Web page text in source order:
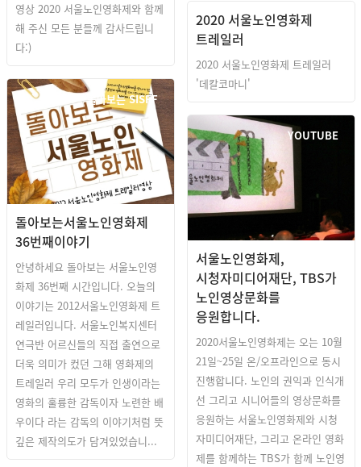
영상 2020 서울노인영화제와 함께
해 주신 모든 분들께 감사드립니
다:)
2020 서울노인영화제
트레일러
2020 서울노인영화제 트레일러
'데칼코마니'
돌아보는 SISFF
돌아보는서울노인영화제
36번째이야기
안녕하세요 돌아보는 서울노인영
화제 36번째 시간입니다. 오늘의
이야기는 2012서울노인영화제 트
레일러입니다. 서울노인복지센터
연극반 어르신들의 직접 출연으로
더욱 의미가 컸던 그해 영화제의
트레일러 우리 모두가 인생이라는
영화의 훌륭한 감독이자 노련한 배
우이다 라는 감독의 이야기처럼 뜻
깊은 제작의도가 담겨있었습니...
YOUTUBE
서울노인영화제,
시청자미디어재단, TBS가
노인영상문화를
응원합니다.
2020서울노인영화제는 오는 10월
21일~25일 온/오프라인으로 동시
진행합니다. 노인의 권익과 인식개
선 그리고 시니어들의 영상문화를
응원하는 서울노인영화제와 시청
자미디어재단, 그리고 온라인 영화
제를 함께하는 TBS가 함께 노인영